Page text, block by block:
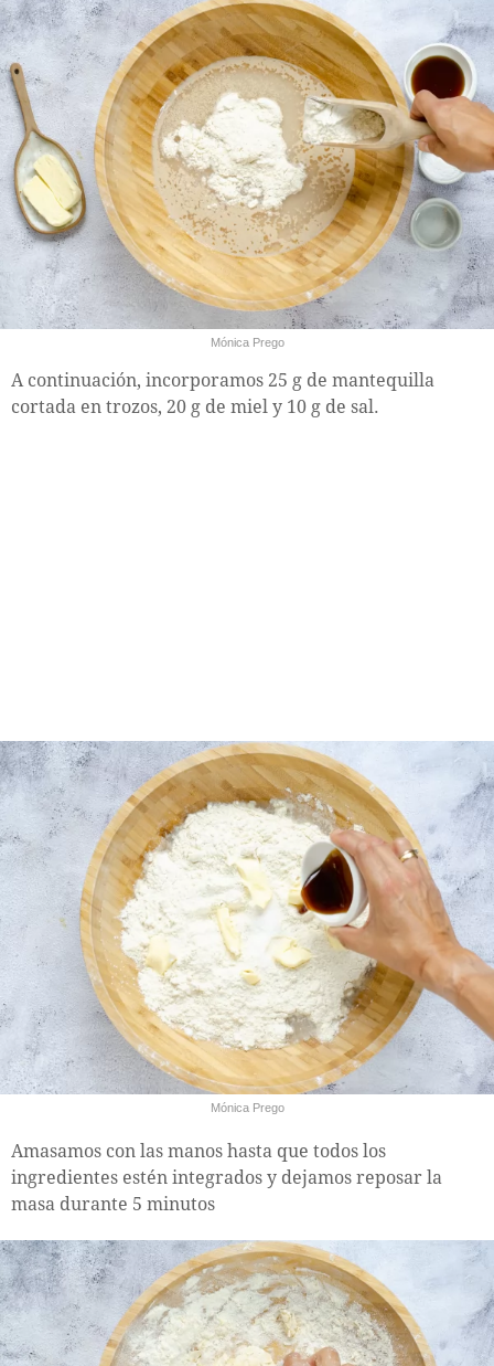
Mónica Prego
A continuación, incorporamos 25 g de mantequilla
cortada en trozos, 20 g de miel y 10 g de sal.
Mónica Prego
Amasamos con las manos hasta que todos los
ingredientes estén integrados y dejamos reposar la
masa durante 5 minutos